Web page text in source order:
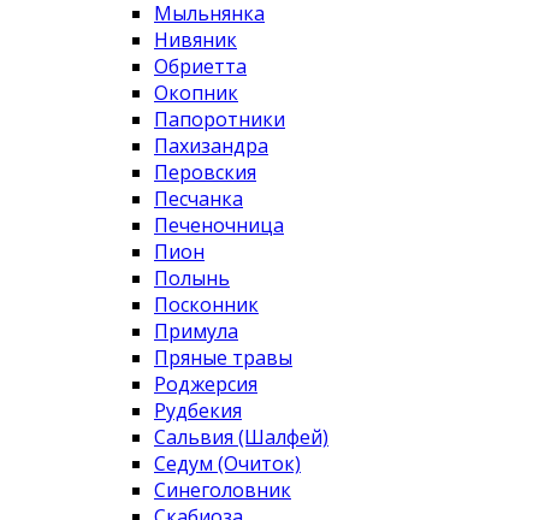
Мыльнянка
Нивяник
Обриетта
Окопник
Папоротники
Пахизандра
Перовския
Песчанка
Печеночница
Пион
Полынь
Посконник
Примула
Пряные травы
Роджерсия
Рудбекия
Сальвия (Шалфей)
Седум (Очиток)
Синеголовник